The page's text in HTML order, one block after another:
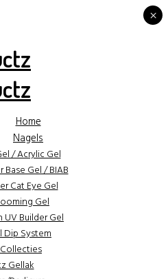
Home
Nagels
/ Acrylic Gel
Base Gel / BIAB
Cat Eye Gel
Gel
UV Builder Gel
Dip System
Gellak
×